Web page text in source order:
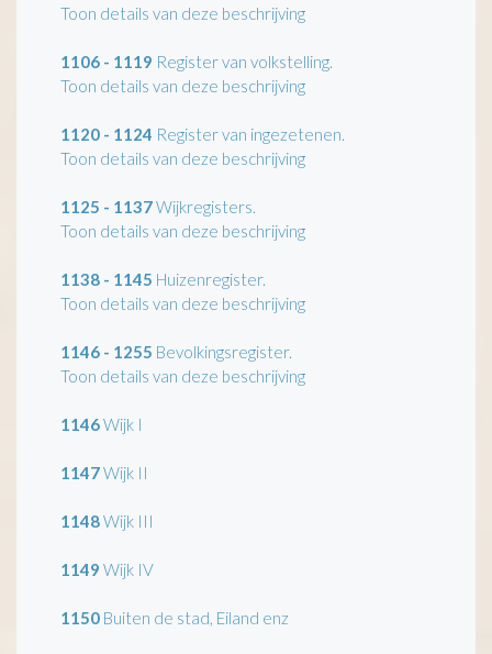
Toon details van deze beschrijving
1106 - 1119 Register van volkstelling.
Toon details van deze beschrijving
1120 - 1124 Register van ingezetenen.
Toon details van deze beschrijving
1125 - 1137Wijkregisters.
Toon details van deze beschrijving
1138 - 1145 Huizenregister.
Toon details van deze beschrijving
1146 - 1255 Bevolkingsregister.
Toon details van deze beschrijving
1146Wijk I
1147Wijk II
1148Wijk III
1149 Wijk IV
1150 Buiten de stad, Eiland enz